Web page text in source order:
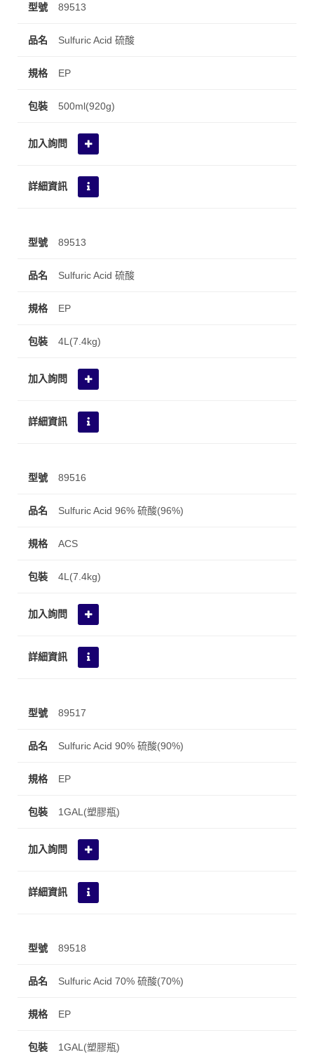
89513
Sulfuric Acid 硫酸
EP
500ml(920g)
89513
Sulfuric Acid 硫酸
EP
4L(7.4kg)
89516
Sulfuric Acid 96% 硫酸(96%)
ACS
4L(7.4kg)
89517
Sulfuric Acid 90% 硫酸(90%)
EP
1GAL(塑膠瓶)
89518
Sulfuric Acid 70% 硫酸(70%)
EP
1GAL(塑膠瓶)